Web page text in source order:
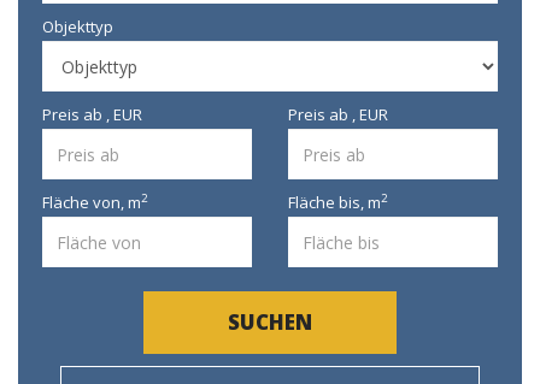
Objekttyp
Preis ab , EUR Preis ab , EUR
Fläche von,m2 Fläche bis,m2
SUCHEN